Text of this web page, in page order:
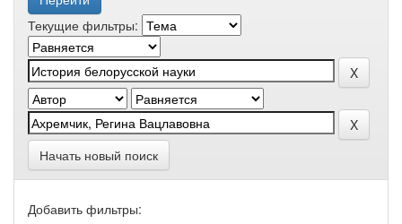
Текущие фильтры:
Начать новый поиск
Добавить фильтры: